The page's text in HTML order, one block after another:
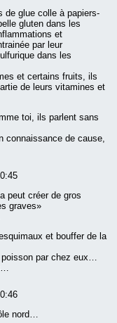
de glue colle à papiers-
gluten dans les
et
par leur
dans les
et certains fruits, ils
de leurs vitamines et
toi, ils parlent sans
connaissance de cause,
peut créer de gros
graves»
et bouffer de la
par chez eux…
nord…